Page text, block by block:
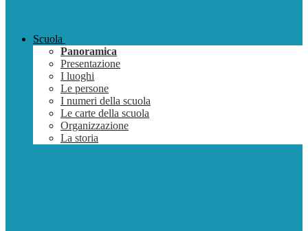
Scuola
Panoramica
Presentazione
I luoghi
Le persone
I numeri della scuola
Le carte della scuola
Organizzazione
La storia